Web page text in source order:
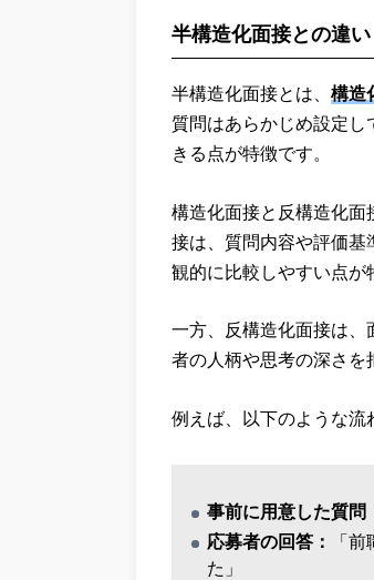
半構造化面接との違い
半構造化面接とは、 構造
質問はあらかじめ設定
きる点が特徴です。
構造化面接と反構造化面
接は、質問内容や評価基
観的に比較しやすい点が
一方、反構造化面接は、
者の人柄や思考の深さを
例えば、以下のような流
事前に用意した質問
応募者の回答：
「
た」